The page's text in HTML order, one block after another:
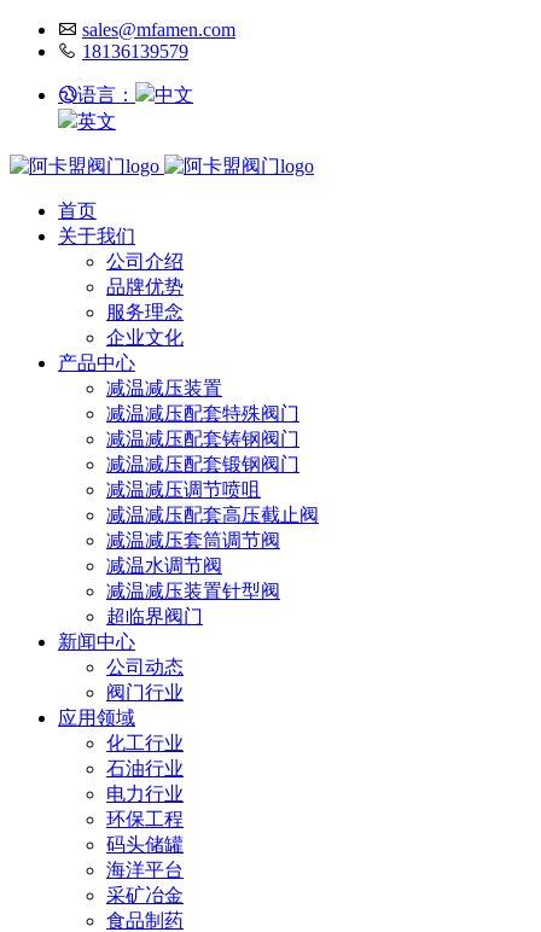
sales@mfamen.com
18136139579
语言：
中文
英文
首页
关于我们
公司介绍
品牌优势
服务理念
企业文化
产品中心
减温减压装置
减温减压配套特殊阀门
减温减压配套铸钢阀门
减温减压配套锻钢阀门
减温减压调节喷咀
减温减压配套高压截止阀
减温减压套筒调节阀
减温水调节阀
减温减压装置针型阀
超临界阀门
新闻中心
公司动态
阀门行业
应用领域
化工行业
石油行业
电力行业
环保工程
码头储罐
海洋平台
采矿冶金
食品制药